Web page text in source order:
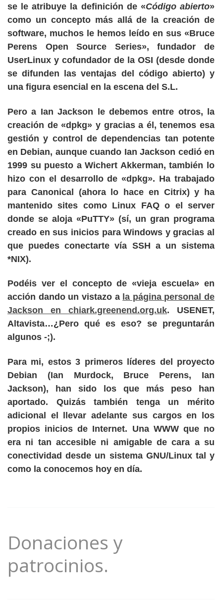
se le atribuye la definición de «Código abierto»
como un concepto más allá de la creación de
software, muchos le hemos leído en sus «Bruce
Perens Open Source Series», fundador de
UserLinux y cofundador de la OSI (desde donde
se difunden las ventajas del código abierto) y
una figura esencial en la escena del S.L.
Pero a Ian Jackson le debemos entre otros, la
creación de«dpkg» y gracias a él, tenemos esa
gestión y control de dependencias tan potente
en Debian, aunque cuando Ian Jackson cedió en
1999 su puesto a Wichert Akkerman, también lo
hizo con el desarrollo de «dpkg». Ha trabajado
para Canonical (ahora lo hace en Citrix) y ha
mantenido sites como Linux FAQ o el server
donde se aloja «PuTTY» (sí, un gran programa
creado en sus inicios para Windows y gracias al
que puedes conectarte vía SSH a un sistema
*NIX).
Podéis ver el concepto de «vieja escuela» en
acción dando un vistazo a la página personal de
Jackson en chiark.greenend.org.uk. USENET,
Altavista…¿Pero qué es eso? se preguntarán
algunos -;).
Para mi, estos 3 primeros líderes del proyecto
Debian (Ian Murdock, Bruce Perens, Ian
Jackson), han sido los que más peso han
aportado. Quizás también tenga un mérito
adicional el llevar adelante sus cargos en los
propios inicios de Internet. Una WWW que no
era ni tan accesible ni amigable de cara a su
conectividad desde un sistema GNU/Linux tal y
como la conocemos hoy en día.
Donaciones y
patrocinios.